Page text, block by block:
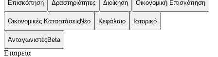
Επισκόπηση Δραστηριότητες Διοίκηση Οικονομική Επισκόπηση
Οικονομικές ΚαταστάσειςΝέο Κεφάλαιο Ιστορικό
ΑνταγωνιστέςBeta
Εταιρεία